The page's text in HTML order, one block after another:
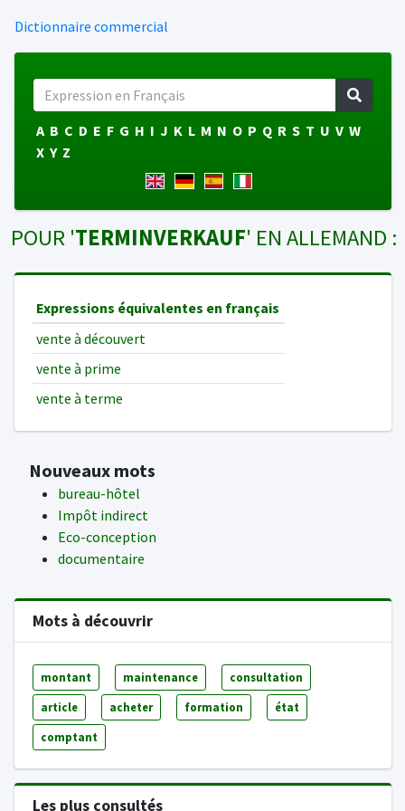
Dictionnaire commercial
A B C D E F G H I J K L M N O P Q R S T U V W
X Y Z
POUR 'TERMINVERKAUF' EN ALLEMAND :
Expressions équivalentes en français
vente à découvert
vente à prime
vente à terme
Nouveaux mots
bureau-hôtel
Impôt indirect
Eco-conception
documentaire
Mots à découvrir
montant maintenance consultation
article acheter formation état
comptant
Les plus consultés